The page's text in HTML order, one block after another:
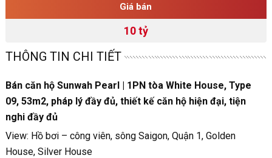
Giá bán
10 tỷ
THÔNG TIN CHI TIẾT
Bán căn hộ Sunwah Pearl | 1PN tòa White House, Type
09, 53m2, pháp lý đầy đủ, thiết kế căn hộ hiện đại, tiện
nghi đầy đủ
View: Hồ bơi – công viên, sông Saigon, Quận 1, Golden
House, Silver House